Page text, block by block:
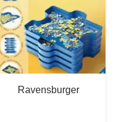
Ravensburger